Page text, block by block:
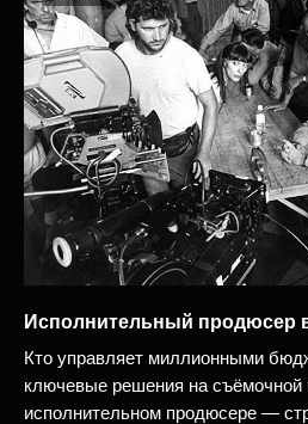
Исполнительный продюсер
Кто управляет миллионными
ключевые решения на съёмочной
исполнительном продюсере —